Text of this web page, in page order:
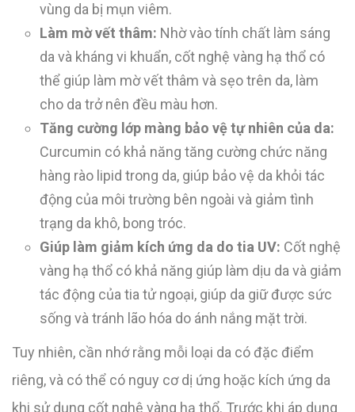
vùng da bị mụn viêm.
Làm mờ vết thâm: Nhờ vào tính chất làm sáng
da và kháng vi khuẩn, cốt nghệ vàng hạ thổ có
thể giúp làm mờ vết thâm và sẹo trên da, làm
cho da trở nên đều màu hơn.
Tăng cường lớp màng bảo vệ tự nhiên của da:
Curcumin có khả năng tăng cường chức năng
hàng rào lipid trong da, giúp bảo vệ da khỏi tác
động của môi trường bên ngoài và giảm tình
trạng da khô, bong tróc.
Giúp làm giảm kích ứng da do tia UV: Cốt nghệ
vàng hạ thổ có khả năng giúp làm dịu da và giảm
tác động của tia tử ngoại, giúp da giữ được sức
sống và tránh lão hóa do ánh nắng mặt trời.
Tuy nhiên, cần nhớ rằng mỗi loại da có đặc điểm
riêng, và có thể có nguy cơ dị ứng hoặc kích ứng da
khi sử dụng cốt nghệ vàng hạ thổ. Trước khi áp dụng